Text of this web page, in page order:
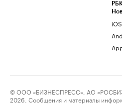
РБК
iOS
© ООО «БИЗНЕСПРЕСС», АО
2026. Сообщения и материалы